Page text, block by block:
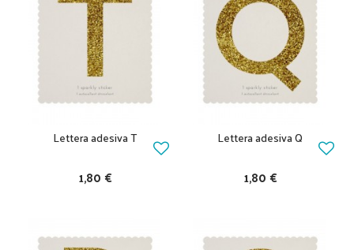
Lettera adesiva T
1,80 €
Lettera adesiva Q
1,80 €